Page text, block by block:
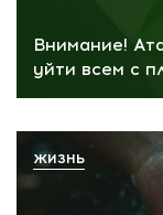
Внимание!
уйти всем с
ЖИЗНЬ